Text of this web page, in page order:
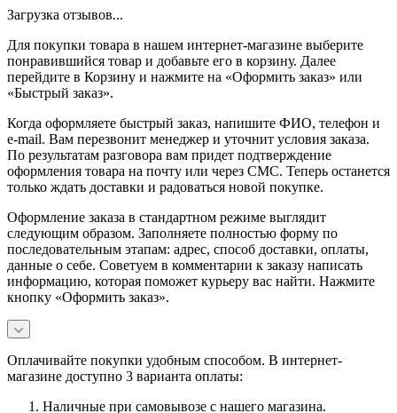
Загрузка отзывов...
Для покупки товара в нашем интернет-магазине выберите
понравившийся товар и добавьте его в корзину. Далее
перейдите в Корзину и нажмите на «Оформить заказ» или
«Быстрый заказ».
Когда оформляете быстрый заказ, напишите ФИО, телефон и
e-mail. Вам перезвонит менеджер и уточнит условия заказа.
По результатам разговора вам придет подтверждение
оформления товара на почту или через СМС. Теперь останется
только ждать доставки и радоваться новой покупке.
Оформление заказа в стандартном режиме выглядит
следующим образом. Заполняете полностью форму по
последовательным этапам: адрес, способ доставки, оплаты,
данные о себе. Советуем в комментарии к заказу написать
информацию, которая поможет курьеру вас найти. Нажмите
кнопку «Оформить заказ».
Оплачивайте покупки удобным способом. В интернет-
магазине доступно 3 варианта оплаты:
Наличные при самовывозе с нашего магазина.